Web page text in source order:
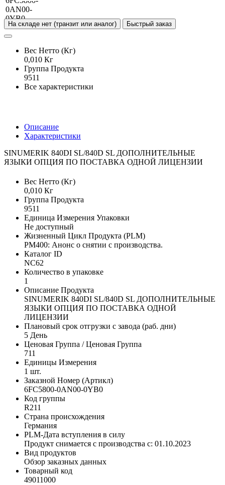
На складе нет (транзит или аналог) Быстрый заказ
Вес Нетто (Кг)
0,010 Кг
Группа Продукта
9511
Все характеристики
Описание
Характеристики
SINUMERIK 840DI SL/840D SL ДОПОЛНИТЕЛЬНЫЕ
ЯЗЫКИ ОПЦИЯ ПО ПОСТАВКА ОДНОЙ ЛИЦЕНЗИИ
Вес Нетто (Кг)
0,010 Кг
Группа Продукта
9511
Единица Измерения Упаковки
Не доступный
Жизненный Цикл Продукта (PLM)
PM400: Анонс о снятии с производства.
Каталог ID
NC62
Количество в упаковке
1
Описание Продукта
SINUMERIK 840DI SL/840D SL ДОПОЛНИТЕЛЬНЫЕ
ЯЗЫКИ ОПЦИЯ ПО ПОСТАВКА ОДНОЙ
ЛИЦЕНЗИИ
Плановый срок отгрузки с завода (раб. дни)
5 День
Ценовая Группа / Ценовая Группа
711
Единицы Измерения
1 шт.
Заказной Номер (Артикл)
6FC5800-0AN00-0YB0
Код группы
R211
Страна происхождения
Германия
PLM-Дата вступления в силу
Продукт снимается с производства с: 01.10.2023
Вид продуктов
Обзор заказных данных
Товарный код
49011000